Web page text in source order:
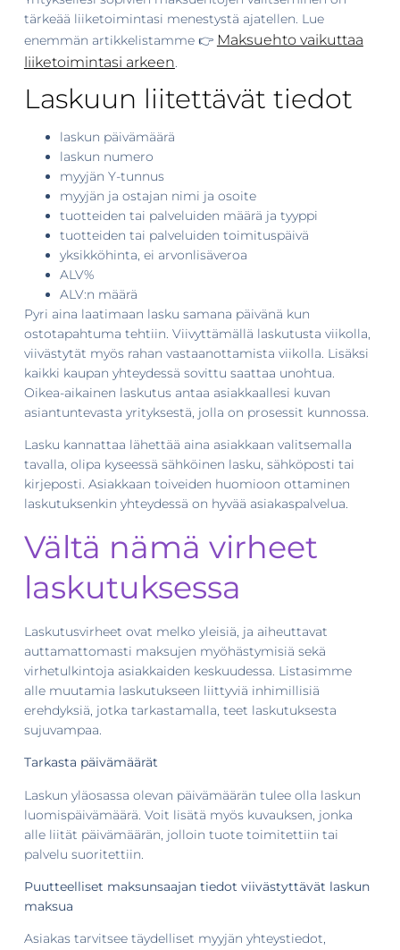
tärkeää liiketoimintasi menestystä ajatellen. Lue
enemmän artikkelistamme 👉 Maksuehto vaikuttaa
liiketoimintasi arkeen.
Laskuun liitettävät tiedot
laskun päivämäärä
laskun numero
myyjän Y-tunnus
myyjän ja ostajan nimi ja osoite
tuotteiden tai palveluiden määrä ja tyyppi
tuotteiden tai palveluiden toimituspäivä
yksikköhinta, ei arvonlisäveroa
ALV%
ALV:n määrä
Pyri aina laatimaan lasku samana päivänä kun
ostotapahtuma tehtiin. Viivyttämällä laskutusta viikolla,
viivästytät myös rahan vastaanottamista viikolla. Lisäksi
kaikki kaupan yhteydessä sovittu saattaa unohtua.
Oikea-aikainen laskutus antaa asiakkaallesi kuvan
asiantuntevasta yrityksestä, jolla on prosessit kunnossa.
Lasku kannattaa lähettää aina asiakkaan valitsemalla
tavalla, olipa kyseessä sähköinen lasku, sähköposti tai
kirjeposti. Asiakkaan toiveiden huomioon ottaminen
laskutuksenkin yhteydessä on hyvää asiakaspalvelua.
Vältä nämä virheet
laskutuksessa
Laskutusvirheet ovat melko yleisiä, ja aiheuttavat
auttamattomasti maksujen myöhästymisiä sekä
virhetulkintoja asiakkaiden keskuudessa. Listasimme
alle muutamia laskutukseen liittyviä inhimillisiä
erehdyksiä, jotka tarkastamalla, teet laskutuksesta
sujuvampaa.
Tarkasta päivämäärät
Laskun yläosassa olevan päivämäärän tulee olla laskun
luomispäivämäärä. Voit lisätä myös kuvauksen, jonka
alle liität päivämäärän, jolloin tuote toimitettiin tai
palvelu suoritettiin.
Puutteelliset maksunsaajan tiedot viivästyttävät laskun
maksua
Asiakas tarvitsee täydelliset myyjän yhteystiedot,